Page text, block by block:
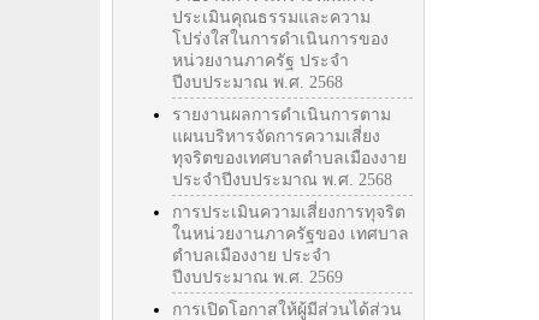
ประเมินคุณธรรมและความ
โปร่งใสในการดำเนินการของ
หน่วยงานภาครัฐ ประจำ
ปีงบประมาณ พ.ศ. 2568
รายงานผลการดำเนินการตาม
แผนบริหารจัดการความเสี่ยง
ทุจริตของเทศบาลตำบลเมืองงาย
ประจำปีงบประมาณ พ.ศ. 2568
การประเมินความเสี่ยงการทุจริต
ในหน่วยงานภาครัฐของ เทศบาล
ตำบลเมืองงาย ประจำ
ปีงบประมาณ พ.ศ. 2569
การเปิดโอกาสให้ผู้มีส่วนได้ส่วน